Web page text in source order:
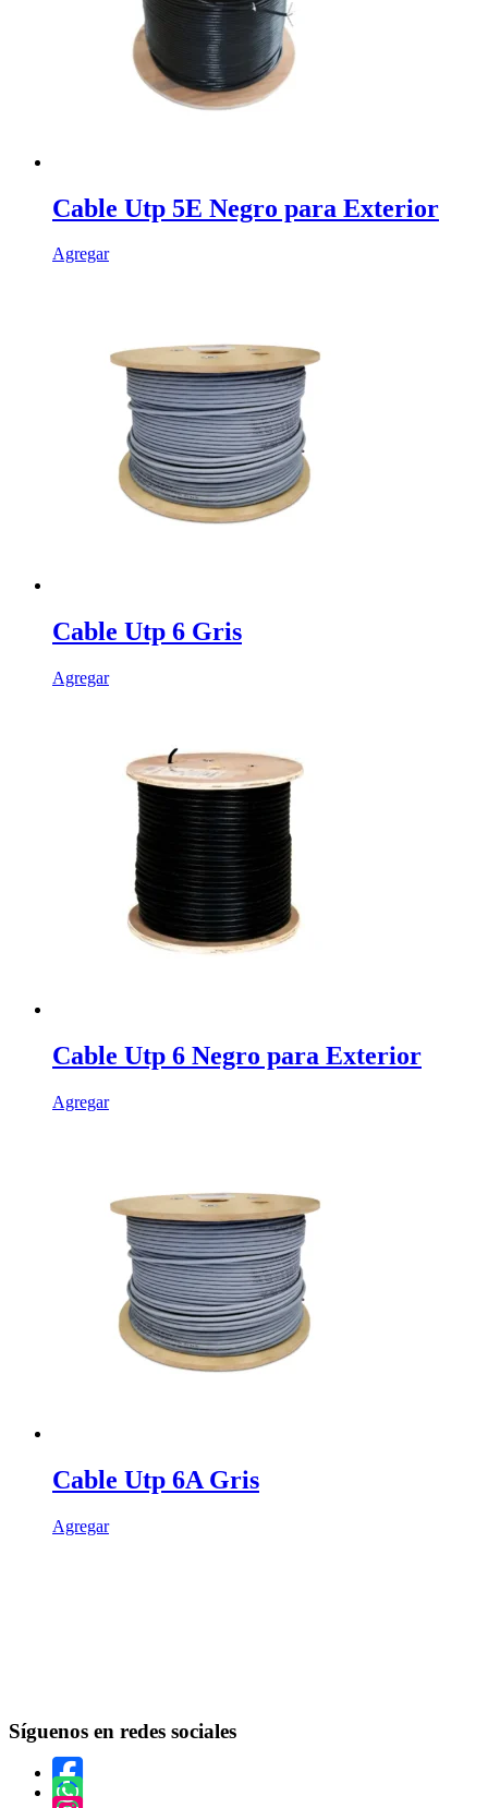
Cable Utp 5E Negro para Exterior
Agregar
Cable Utp 6 Gris
Agregar
Cable Utp 6 Negro para Exterior
Agregar
Cable Utp 6A Gris
Agregar
Síguenos en redes sociales